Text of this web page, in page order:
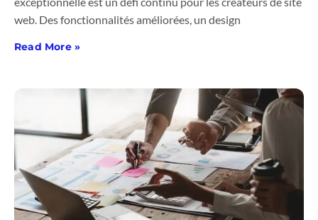
web. Des fonctionnalités améliorées, un design
Read More »